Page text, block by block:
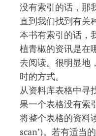
没有索引的话，那
直到我们找到有关
本书有索引的话，
植青椒的资讯是在
去阅读。很明显地
时的方式。
从资料库表格中寻
果一个表格没有索
将整个表格的资料
scan’)。若有适当